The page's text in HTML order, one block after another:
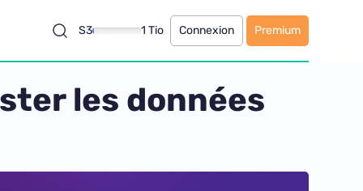
S3 1 Tio Connexion Premium
les données